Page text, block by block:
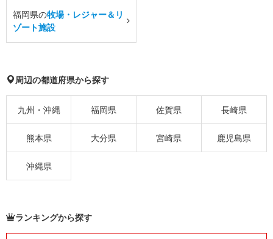
福岡県の牧場・レジャー＆リ
ゾート施設
周辺の都道府県から探す
九州・沖縄 福岡県 佐賀県 長崎県
熊本県 大分県 宮崎県 鹿児島県
沖縄県
ランキングから探す